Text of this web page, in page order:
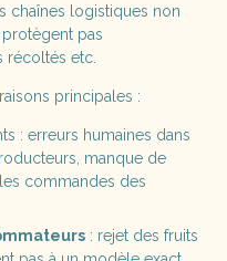
chaînes logistiques non
pas
récoltés etc.
principales :
: erreurs humaines dans
manque de
commandes des
: rejet des fruits